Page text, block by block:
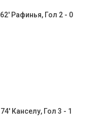
62' Рафинья, Гол 2 - 0
74' Канселу, Гол 3 - 1